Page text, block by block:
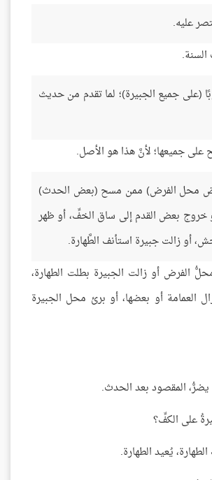
عليه.
(على جميع الجبيرة)؛ لما تقدم من حديث
على جميعها؛ لأنَّ هذا هو الأصل.
محل الفرض) ممن مسح (بعض الحدث)
خروج بعض القدم إلى ساق الخفِّ، أو ظهر
أو زالت جبيرة استأنف الطَّهارة.
الفرض أو زالت الجبيرة بطلت الطهارة،
العمامة أو بعضها، أو برئ محل الجبيرة
المقصود بعد الحدث.
على الكفِّ؟
يُعيد الطهارة.